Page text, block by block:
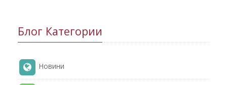
Блог Категории
Новини